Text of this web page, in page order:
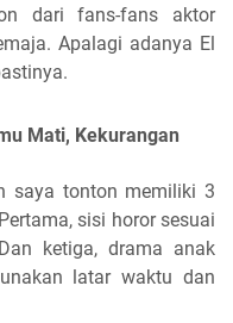
dari fans-fans aktor
Apalagi adanya El
Mati, Kekurangan
saya tonton memiliki 3
sisi horor sesuai
ketiga, drama anak
latar waktu dan